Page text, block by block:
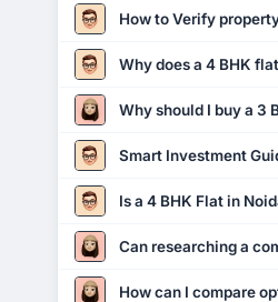
How to Verify
Why does a 4 BHK
Why should I buy a 3
Smart Investment
Is a 4 BHK Flat in
Can researching a
How can I compare